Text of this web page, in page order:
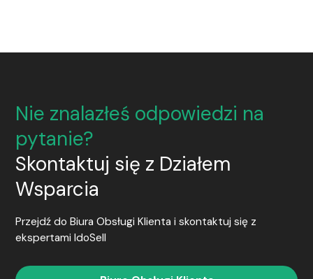
Nie znalazłeś odpowiedzi na
pytanie?
Skontaktuj się z Działem
Wsparcia
Przejdź do Biura Obsługi Klienta i skontaktuj się z
ekspertami IdoSell